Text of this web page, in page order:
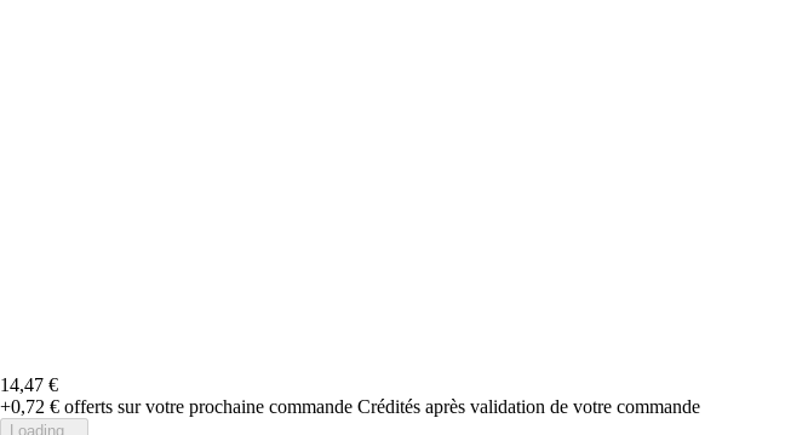
14,47 €
+0,72 € offerts sur votre prochaine commande Crédités après validation de votre commande
Loading...